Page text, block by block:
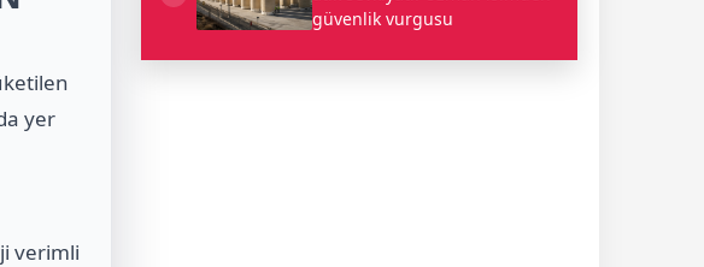
yer
verimli
güvenlik vurgusu